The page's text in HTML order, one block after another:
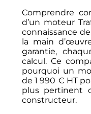
Comprendre
d’un moteur
connaissance
la main
garantie,
calcul. Ce
pourquoi un
de 1 990 € HT
plus pertinent
constructeur.